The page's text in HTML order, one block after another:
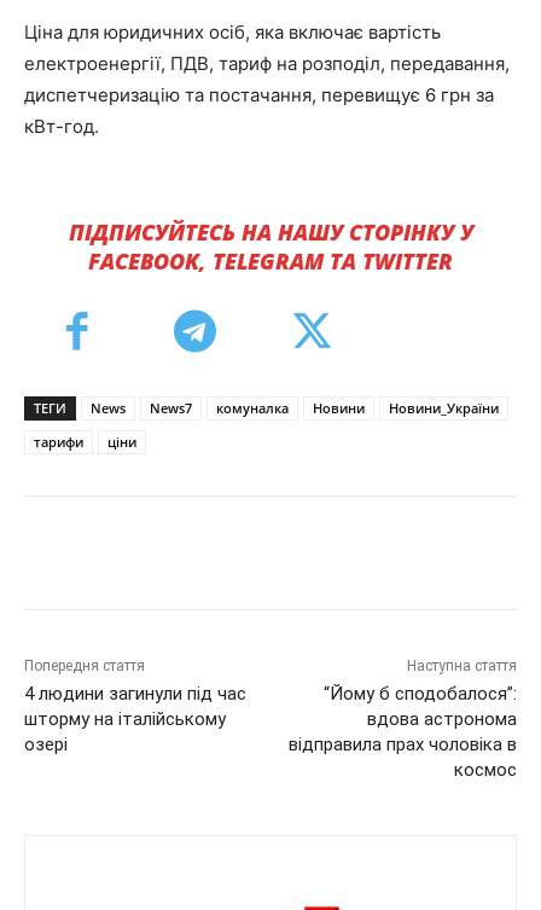
Ціна для юридичних осіб, яка включає вартість
електроенергії, ПДВ, тариф на розподіл, передавання,
диспетчеризацію та постачання, перевищує 6 грн за
кВт-год.
ПІДПИСУЙТЕСЬ НА НАШУ СТОРІНКУ У
FACEBOOK, TELEGRAM ТА TWITTER
ТЕГИ News News7 комуналка Новини
Новини_України
тарифи
ціни
Попередня стаття
4 людини загинули під час
шторму на італійському
озері
Наступна стаття
“Йому б сподобалося”:
вдова астронома
відправила прах чоловіка в
космос